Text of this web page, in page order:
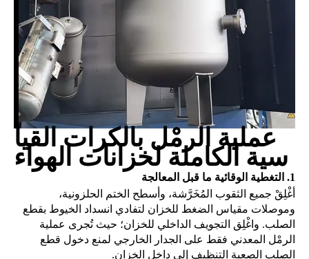
عملية الرمْل بالكرات القيا
سية الكاملة لخزانات الهواء
1.
التغطية الوقائية ما قبل المعالجة
أغْلِقْ جميع الثقوب المُخَرَّشة، وأسطح الختم الحلزونية،
وموصلات مقياس الضغط للخزان لتفادي انسداد الخيوط بقطع
الصلب. واغْلِق التجويف الداخلي للخزان؛ حيث تُجرى عملية
الرمْل المعدني فقط على الجدار الخارجي لمنع دخول قطع
الصلب الصعبة التنظيف إلى داخل الخزان.